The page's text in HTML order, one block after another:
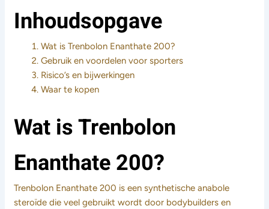
Inhoudsopgave
Wat is Trenbolon Enanthate 200?
Gebruik en voordelen voor sporters
Risico’s en bijwerkingen
Waar te kopen
Wat is Trenbolon
Enanthate 200?
Trenbolon Enanthate 200 is een synthetische anabole
steroïde die veel gebruikt wordt door bodybuilders en